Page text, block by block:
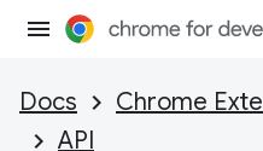
Docs Chrome
API